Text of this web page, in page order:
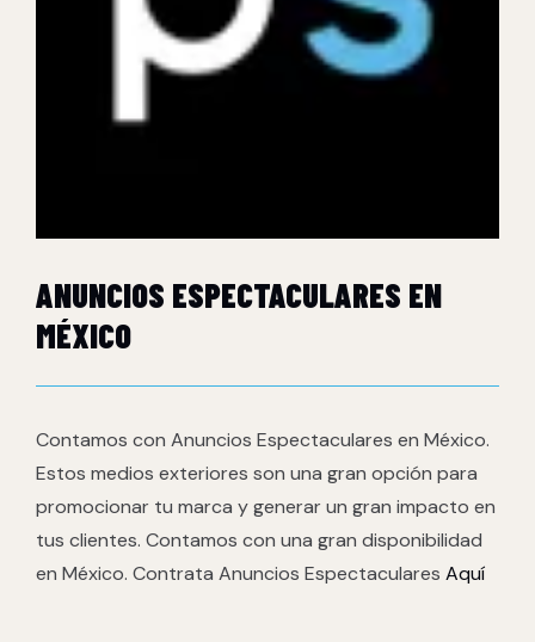
ANUNCIOS ESPECTACULARES EN
MÉXICO
Contamos con Anuncios Espectaculares en México.
Estos medios exteriores son una gran opción para
promocionar tu marca y generar un gran impacto en
tus clientes. Contamos con una gran disponibilidad
en México. Contrata Anuncios Espectaculares Aquí